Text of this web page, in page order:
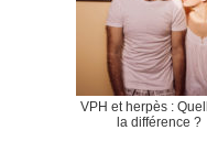
VPH et herpès :
la différence ?